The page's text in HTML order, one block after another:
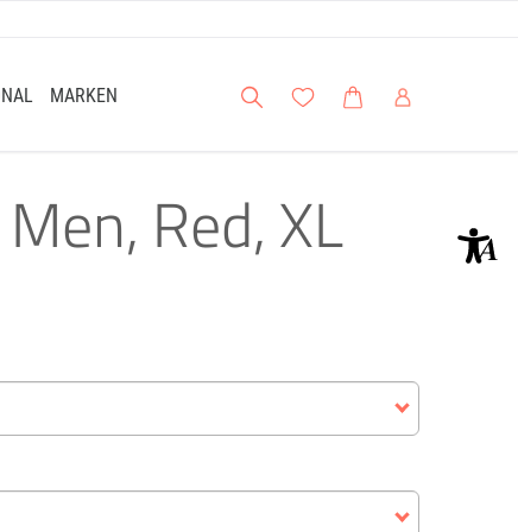
MARKEN Suche Meine Wunschliste
WarenkorbMein Account
Red, XL